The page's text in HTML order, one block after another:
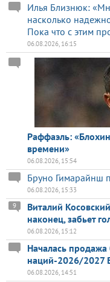
Илья Близнюк:
насколько
Пока что с этим
06.08.2026, 16:15
Раффаэль:
времени»
06.08.2026, 15:54
Бруно Гимарайнш
06.08.2026, 15:33
Виталий
наконец, забьет
9
06.08.2026, 15:12
Началась
наций-2026/2027
06.08.2026, 14:51